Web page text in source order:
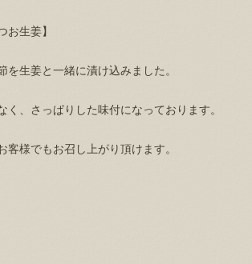
お生姜】
を生姜と一緒に漬け込みました。
く、さっぱりした味付になっております。
客様でもお召し上がり頂けます。